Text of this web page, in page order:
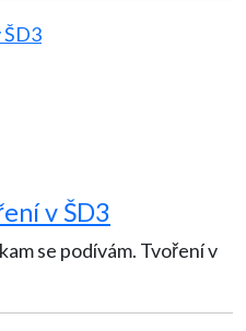
v ŠD3
podívám. Tvoření v